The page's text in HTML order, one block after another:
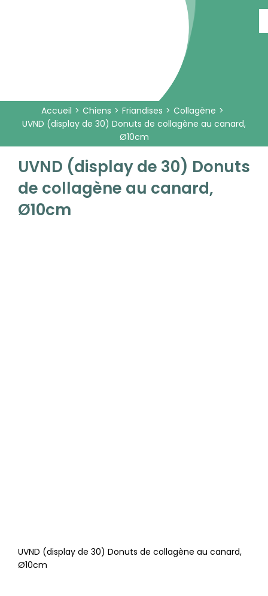
Accueil Chiens Friandises
Collagène
UVND (display de 30) Donuts de collagène au canard,
Ø10cm
UVND (display de 30) Donuts
de collagène au canard,
Ø10cm
UVND (display de 30) Donuts de collagène au canard,
Ø10cm